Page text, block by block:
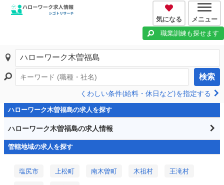
気になる メニュー
職業訓練も探せます
検索
くわしい条件(給料・休日など)を指定する
ハローワーク木曽福島の求人を探す
ハローワーク木曽福島の求人情報
管轄地域の求人を探す
塩尻市 上松町 南木曽町 木祖村 王滝村